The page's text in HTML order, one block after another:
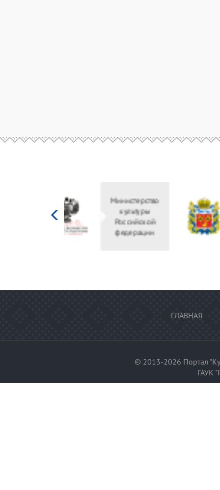
Министерство
Российской
федерации
ГЛАВНАЯ
© 2013-2026 Портал
ГАУК